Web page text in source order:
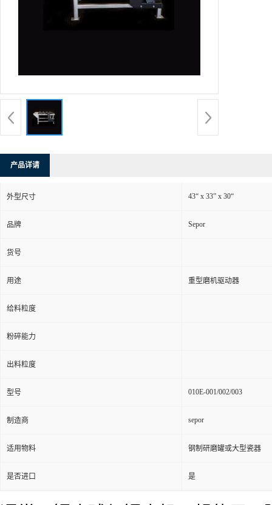
产品详请
外型尺寸 43“ x 33” x 30“
品牌 Sepor
货号
用途 重型磨机驱动器
给料粒度
粉碎能力
出料粒度
型号 010E-001/002/003
制造商 sepor
适用物料 钢制研磨罐或大型瓷器
是否进口 是